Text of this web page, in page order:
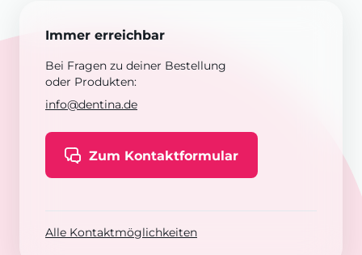
Immer erreichbar
Bei Fragen zu deiner Bestellung
oder Produkten:
info@dentina.de
Zum Kontaktformular
Alle Kontaktmöglichkeiten